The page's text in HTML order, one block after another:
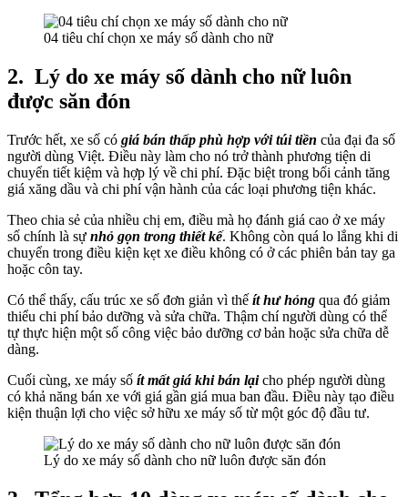
04 tiêu chí chọn xe máy số dành cho nữ
2. Lý do xe máy số dành cho nữ luôn
được săn đón
Trước hết, xe số có giá bán thấp phù hợp với túi tiền của đại đa số
người dùng Việt. Điều này làm cho nó trở thành phương tiện di
chuyển tiết kiệm và hợp lý về chi phí. Đặc biệt trong bối cảnh tăng
giá xăng dầu và chi phí vận hành của các loại phương tiện khác.
Theo chia sẻ của nhiều chị em, điều mà họ đánh giá cao ở xe máy
số chính là sự nhỏ gọn trong thiết kế. Không còn quá lo lắng khi di
chuyển trong điều kiện kẹt xe điều không có ở các phiên bản tay ga
hoặc côn tay.
Có thể thấy, cấu trúc xe số đơn giản vì thế ít hư hỏng qua đó giảm
thiểu chi phí bảo dưỡng và sửa chữa. Thậm chí người dùng có thể
tự thực hiện một số công việc bảo dưỡng cơ bản hoặc sửa chữa dễ
dàng.
Cuối cùng, xe máy số ít mất giá khi bán lạicho phép người dùng
có khả năng bán xe với giá gần giá mua ban đầu. Điều này tạo điều
kiện thuận lợi cho việc sở hữu xe máy số từ một góc độ đầu tư.
Lý do xe máy số dành cho nữ luôn được săn đón